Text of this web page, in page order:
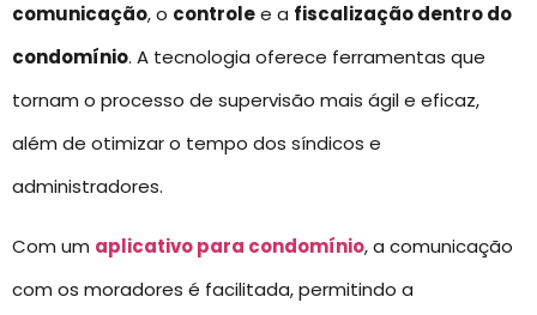
comunicação, o controlee a fiscalização dentro do
condomínio. A tecnologia oferece ferramentas que
tornam o processo de supervisão mais ágil e eficaz,
além de otimizar o tempo dos síndicos e
administradores.
Com um aplicativo para condomínio, a comunicação
com os moradores é facilitada, permitindo a